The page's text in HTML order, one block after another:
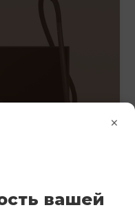
×
вашей